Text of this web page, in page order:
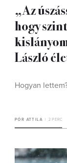
„Az
hogy
László
Hogyan
PÓR ATTILA 2 PERC